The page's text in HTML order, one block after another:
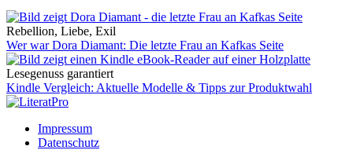
Rebellion, Liebe, Exil
Wer war Dora Diamant: Die letzte Frau an Kafkas Seite
Lesegenuss garantiert
Kindle Vergleich: Aktuelle Modelle & Tipps zur Produktwahl
Impressum
Datenschutz